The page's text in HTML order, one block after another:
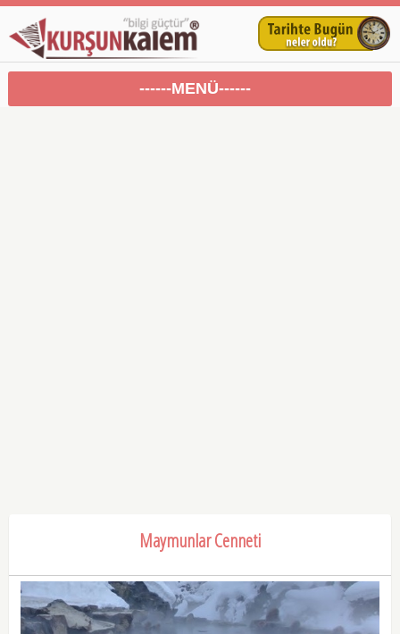
------MENÜ------
Maymunlar Cenneti